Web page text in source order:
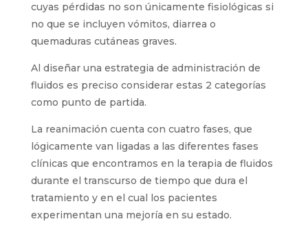
cuyas pérdidas no son únicamente fisiológicas si
no que se incluyen vómitos, diarrea o
quemaduras cutáneas graves.
Al diseñar una estrategia de administración de
fluidos es preciso considerar estas 2 categorías
como punto de partida.
La reanimación cuenta con cuatro fases, que
lógicamente van ligadas a las diferentes fases
clínicas que encontramos en la terapia de fluidos
durante el transcurso de tiempo que dura el
tratamiento y en el cual los pacientes
experimentan una mejoría en su estado.